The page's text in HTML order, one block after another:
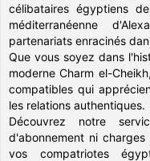
célibataires égyptiens
méditerranéenne
partenariats enracinés
Que vous soyez dans
moderne Charm el-
compatibles qui
les relations authentiques.
Découvrez notre
d'abonnement ni
vos compatriotes